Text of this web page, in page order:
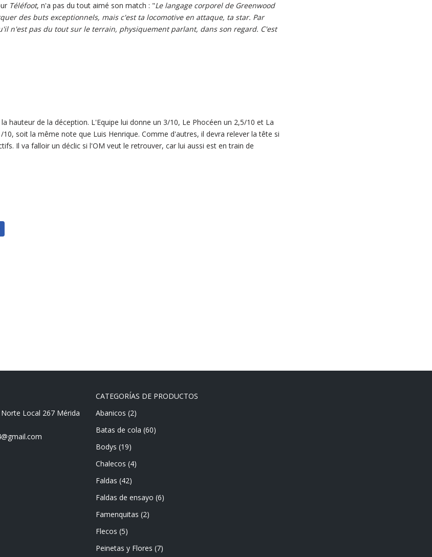
Téléfoot, n'a pas du tout aimé son match : "Le langage corporel de Greenwood
des buts exceptionnels, mais c'est ta locomotive en attaque, ta star. Par
n'est pas du tout sur le terrain, physiquement parlant, dans son regard. C'est
hauteur de la déception. L'Equipe lui donne un 3/10, Le Phocéen un 2,5/10 et La
soit la même note que Luis Henrique. Comme d'autres, il devra relever la tête si
Il va falloir un déclic si l'OM veut le retrouver, car lui aussi est en train de
Local 267 Mérida
CATEGORÍAS DE PRODUCTOS
Abanicos (2)
Batas de cola (60)
Bodys (19)
Chalecos (4)
Faldas (42)
Faldas de ensayo (6)
Famenquitas (2)
Flecos (5)
Peinetas y Flores (7)